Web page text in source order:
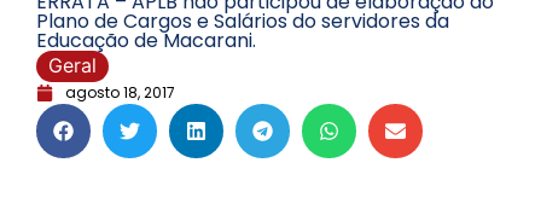
Plano de Cargos e Salários do servidores da
Educação de Macarani.
Geral
agosto 18, 2017